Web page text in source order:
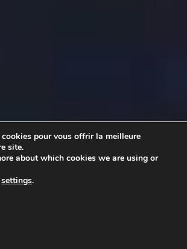
pour vous offrir la meilleure
site.
about which cookies we are using or
settings.